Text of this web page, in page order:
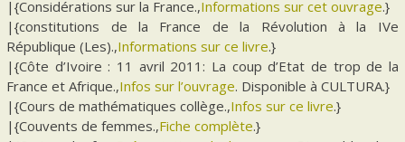
|{Considérations sur la France.,Informations sur cet ouvrage.}
|{constitutions de la France de la Révolution à la IVe
République (Les).,Informations sur ce livre.}
|{Côte d’Ivoire : 11 avril 2011: La coup d’Etat de trop de la
France et Afrique.,Infos sur l’ouvrage. Disponible à CULTURA.}
|{Cours de mathématiques collège.,Infos sur ce livre.}
|{Couvents de femmes.,Fiche complète.}